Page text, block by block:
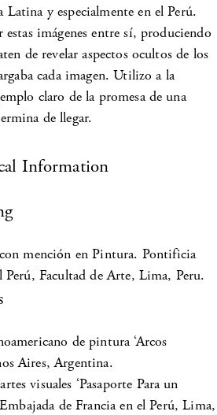
y especialmente en el Perú.
estas imágenes entre sí, produciendo
de revelar aspectos ocultos de los
cada imagen. Utilizo a la
claro de la promesa de una
de llegar.
Information
mención en Pintura. Pontificia
Facultad de Arte, Lima, Peru.
de pintura ‘Arcos
Aires, Argentina.
visuales ‘Pasaporte Para un
de Francia en el Perú, Lima,